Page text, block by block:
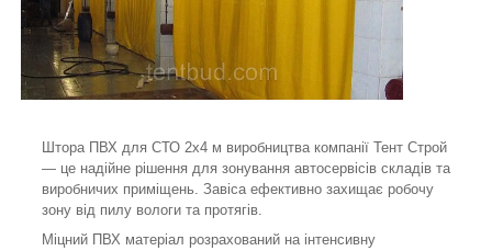
Штора ПВХ для СТО 2x4 м виробництва компанії Тент Строй
— це надійне рішення для зонування автосервісів складів та
виробничих приміщень. Завіса ефективно захищає робочу
зону від пилу вологи та протягів.
Міцний ПВХ матеріал розрахований на інтенсивну